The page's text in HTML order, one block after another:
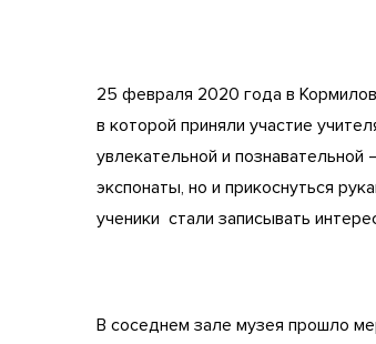
25 февраля 2020 года в
в которой приняли участие
увлекательной и
экспонаты, но и прикоснуться
ученики стали записывать
В соседнем зале музея прошло